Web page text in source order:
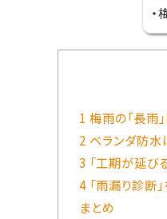
1 梅雨の「長雨
2 ベランダ防水
3 「工期が延び
4 「雨漏り診断
まとめ